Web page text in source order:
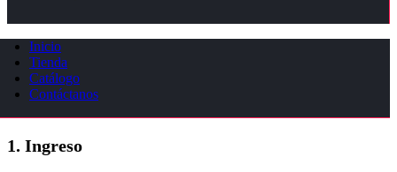
Inicio
Tienda
Catálogo
Contáctanos
1. Ingreso